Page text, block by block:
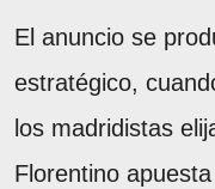
El anuncio se
estratégico,
los madridistas
Florentino